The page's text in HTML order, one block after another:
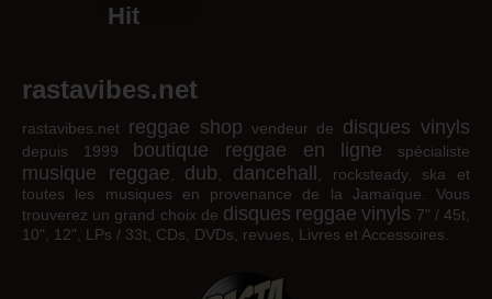
Hit
rastavibes.net
rastavibes.net reggae shop vendeur de disques vinyls
depuis 1999 boutique reggae en ligne spécialiste
musique reggae dub dancehall
, rocksteady, ska et
toutes les musiques en provenance de la Jamaïque. Vous
trouverez un grand choix de disques reggae vinyls 7" / 45t,
10", 12", LPs / 33t, CDs, DVDs, revues, Livres et Accessoires.